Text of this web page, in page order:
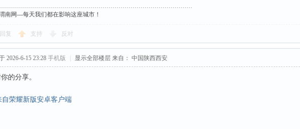
南网---每天我们都在影响这座城市！
回复 支持 反对
2026-6-15 23:28 手机版 显示全部楼层 来自： 中国陕西西安
的分享。
自荣耀新版安卓客户端